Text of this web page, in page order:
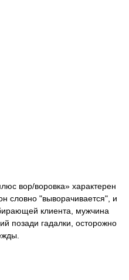
вор/воровка» характерен
словно "выворачивается", и
клиента, мужчина
позади гадалки, осторожно